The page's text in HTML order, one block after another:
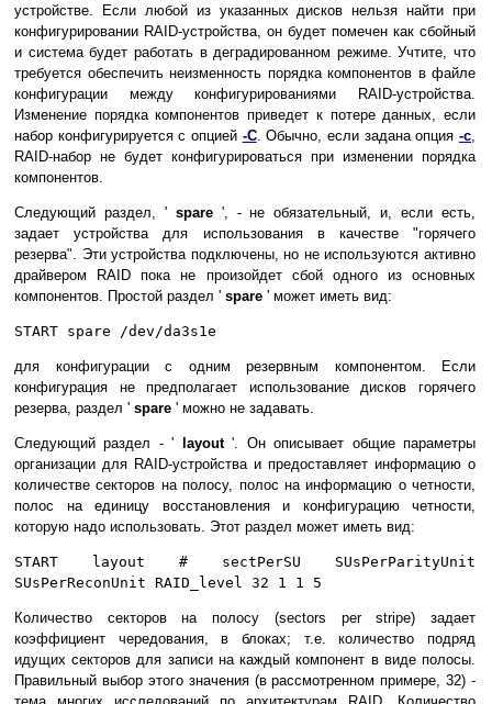
устройстве. Если любой из указанных дисков нельзя найти при
конфигурировании RAID-устройства, он будет помечен как сбойный
и система будет работать в деградированном режиме. Учтите, что
требуется обеспечить неизменность порядка компонентов в файле
конфигурации между конфигурированиями RAID-устройства.
Изменение порядка компонентов приведет к потере данных, если
набор конфигурируется с опцией -C. Обычно, если задана опция-c,
RAID-набор не будет конфигурироваться при изменении порядка
компонентов.
Следующий раздел, ' spare ', - не обязательный, и, если есть,
задает устройства для использования в качестве "горячего
резерва". Эти устройства подключены, но не используются активно
драйвером RAID пока не произойдет сбой одного из основных
компонентов. Простой раздел ' spare ' может иметь вид:
START spare /dev/da3s1e
для конфигурации с одним резервным компонентом. Если
конфигурация не предполагает использование дисков горячего
резерва, раздел ' spare ' можно не задавать.
Следующий раздел - ' layout'. Он описывает общие параметры
организации для RAID-устройства и предоставляет информацию о
количестве секторов на полосу, полос на информацию о четности,
полос на единицу восстановления и конфигурацию четности,
которую надо использовать. Этот раздел может иметь вид:
START layout # sectPerSU SUsPerParityUnit
SUsPerReconUnit RAID_level 32 1 1 5
Количество секторов на полосу (sectors per stripe) задает
коэффициент чередования, в блоках; т.е. количество подряд
идущих секторов для записи на каждый компонент в виде полосы.
Правильный выбор этого значения (в рассмотренном примере, 32) -